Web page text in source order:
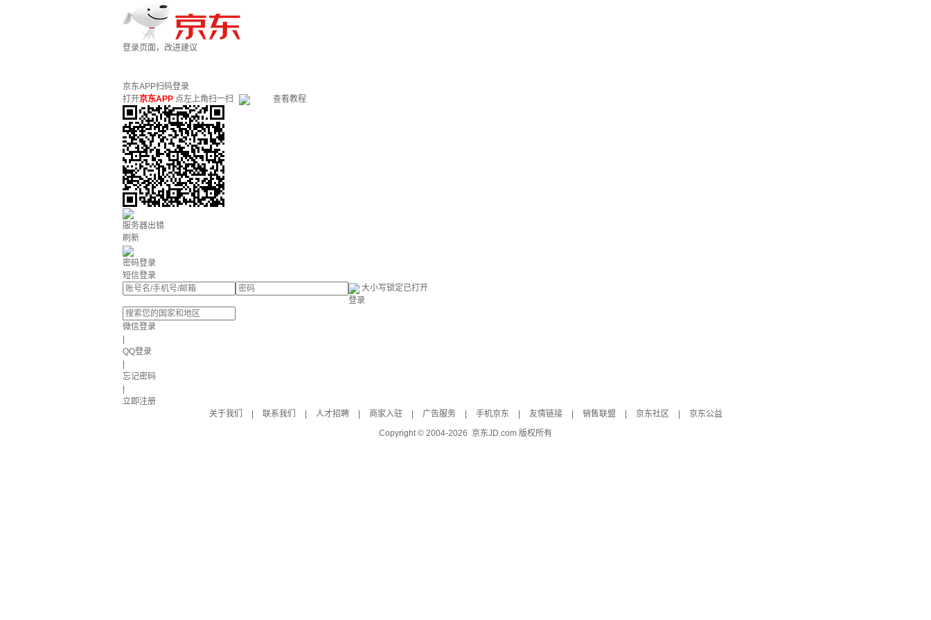
登录页面，改进建议
京东APP扫码登录
打开京东APP 点左上角扫一扫 查看教程
服务器出错
刷新
密码登录
短信登录
大小写锁定已打开
登录
微信登录
QQ登录
忘记密码
立即注册
关于我们
联系我们 人才招聘 商家入驻 广告服务 手机京东 友情链接 销售联盟 京东社区
京东公益
Copyright © 2004-2026 京东JD.com 版权所有